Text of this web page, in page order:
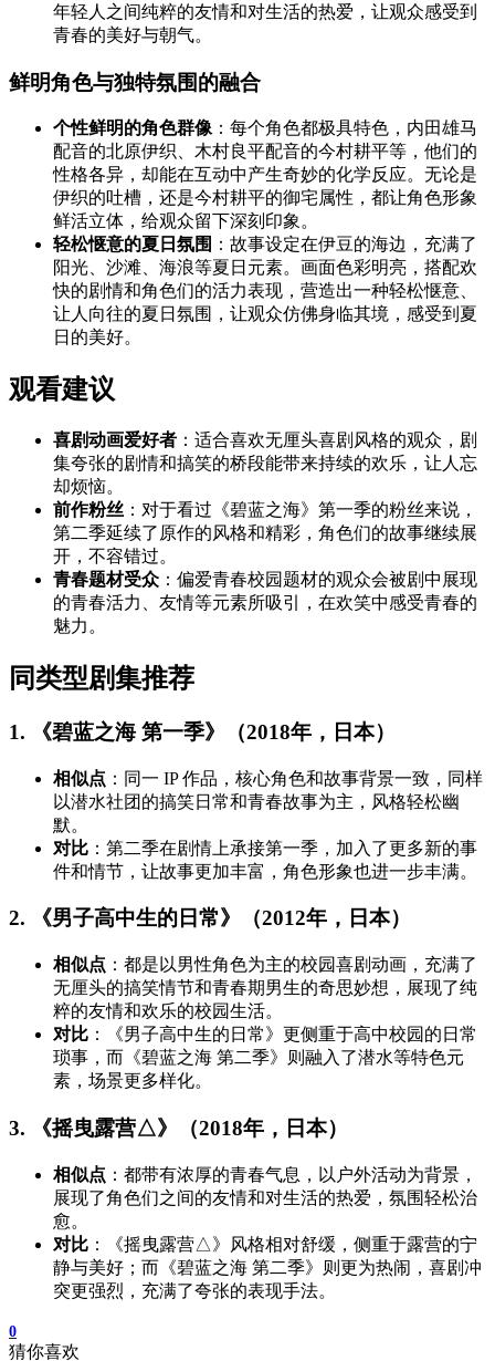
年轻人之间纯粹的友情和对生活的热爱，让观众感受到
青春的美好与朝气。
鲜明角色与独特氛围的融合
个性鲜明的角色群像 ：每个角色都极具特色，内田雄马
配音的北原伊织、木村良平配音的今村耕平等，他们的
性格各异，却能在互动中产生奇妙的化学反应。无论是
伊织的吐槽，还是今村耕平的御宅属性，都让角色形象
鲜活立体，给观众留下深刻印象。
轻松惬意的夏日氛围 ：故事设定在伊豆的海边，充满了
阳光、沙滩、海浪等夏日元素。画面色彩明亮，搭配欢
快的剧情和角色们的活力表现，营造出一种轻松惬意、
让人向往的夏日氛围，让观众仿佛身临其境，感受到夏
日的美好。
观看建议
喜剧动画爱好者 ：适合喜欢无厘头喜剧风格的观众，剧
集夸张的剧情和搞笑的桥段能带来持续的欢乐，让人忘
却烦恼。
前作粉丝 ：对于看过《碧蓝之海》第一季的粉丝来说，
第二季延续了原作的风格和精彩，角色们的故事继续展
开，不容错过。
青春题材受众 ：偏爱青春校园题材的观众会被剧中展现
的青春活力、友情等元素所吸引，在欢笑中感受青春的
魅力。
同类型剧集推荐
1. 《碧蓝之海 第一季》（2018年，日本）
相似点 ：同一 IP 作品，核心角色和故事背景一致，同样
以潜水社团的搞笑日常和青春故事为主，风格轻松幽
默。
对比 ：第二季在剧情上承接第一季，加入了更多新的事
件和情节，让故事更加丰富，角色形象也进一步丰满。
2. 《男子高中生的日常》（2012年，日本）
相似点 ：都是以男性角色为主的校园喜剧动画，充满了
无厘头的搞笑情节和青春期男生的奇思妙想，展现了纯
粹的友情和欢乐的校园生活。
对比 ：《男子高中生的日常》更侧重于高中校园的日常
琐事，而《碧蓝之海 第二季》则融入了潜水等特色元
素，场景更多样化。
3. 《摇曳露营△》（2018年，日本）
相似点 ：都带有浓厚的青春气息，以户外活动为背景，
展现了角色们之间的友情和对生活的热爱，氛围轻松治
愈。
对比 ：《摇曳露营△》风格相对舒缓，侧重于露营的宁
静与美好；而《碧蓝之海 第二季》则更为热闹，喜剧冲
突更强烈，充满了夸张的表现手法。
0
猜你喜欢